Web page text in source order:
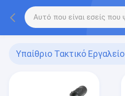
Υπαίθριο Τακτικό Εργαλείο